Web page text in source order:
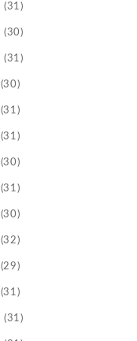
(31)
(30)
(31)
(30)
(31)
(31)
(30)
(31)
(30)
(32)
(29)
(31)
(31)